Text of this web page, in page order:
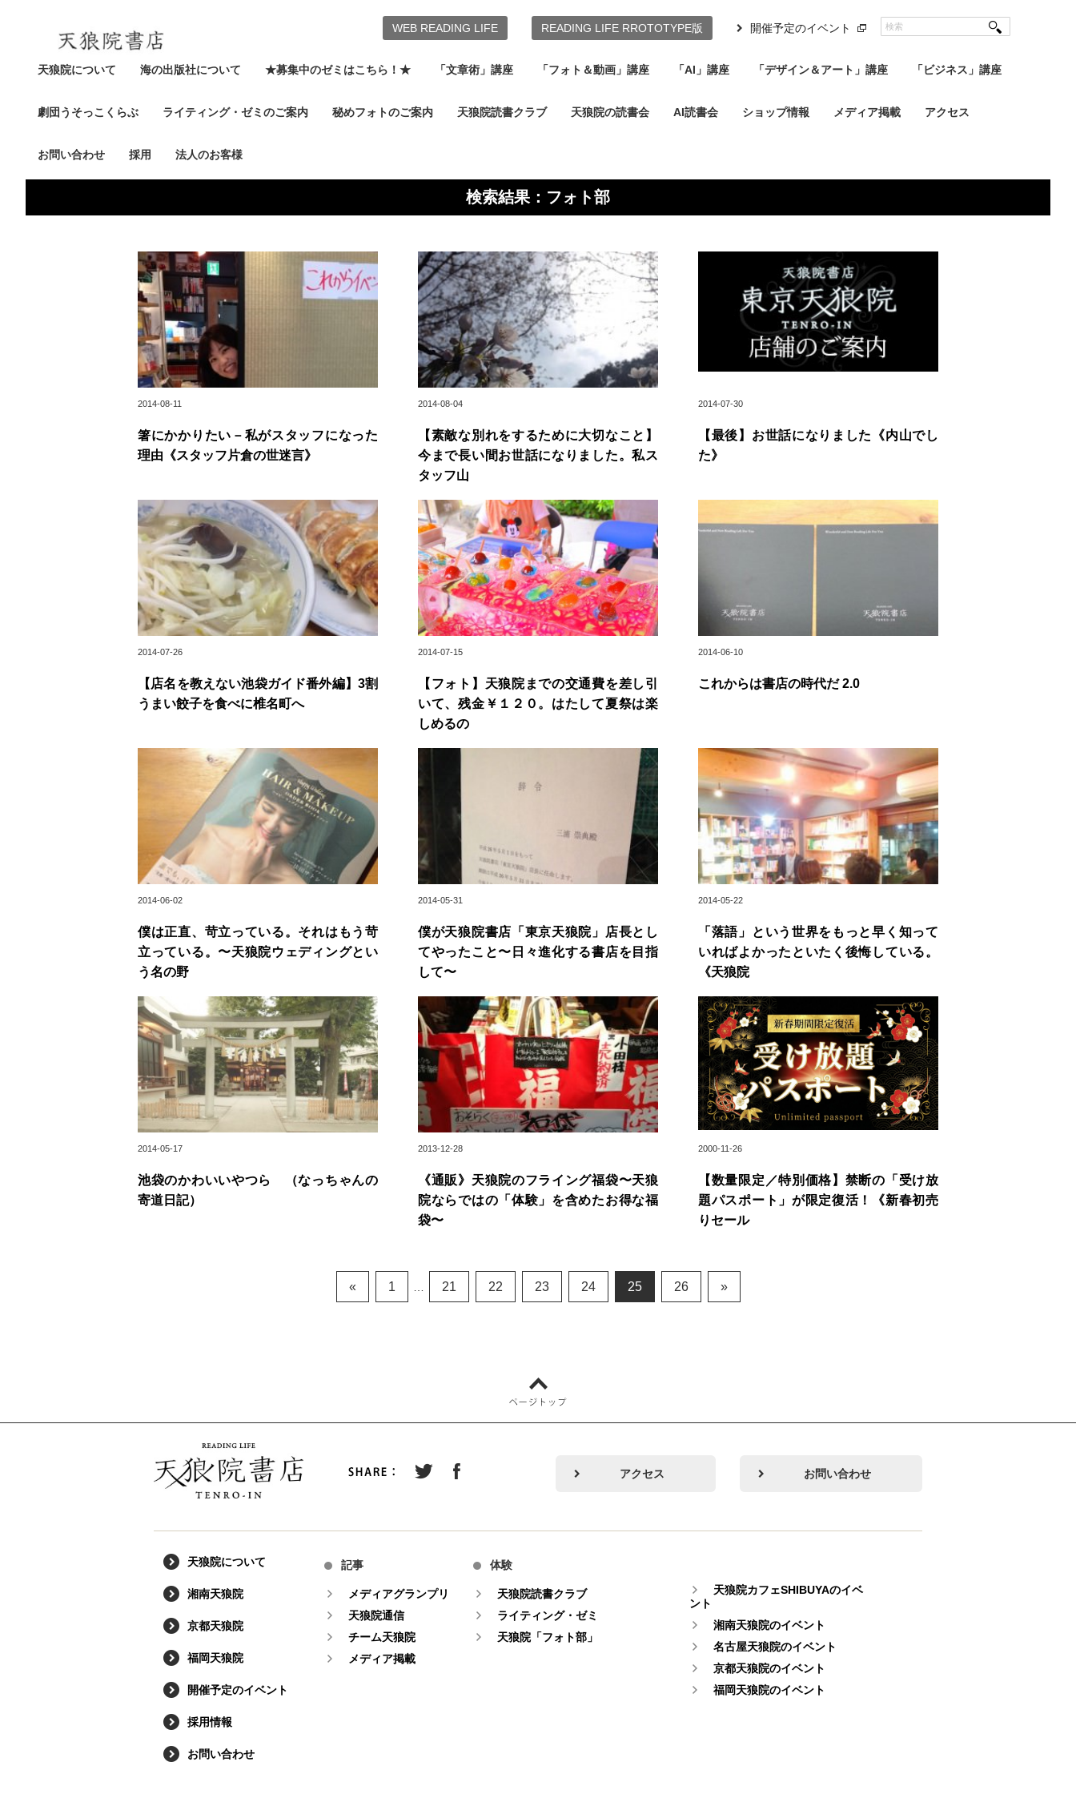
天狼院について 海の出版社について ★募集中のゼミはこちら！★ 「文章術」講座 「フォト＆動画」講座 「AI」講座 「デザイン＆アート」講座 「ビジネス」講座
劇団うそっこくらぶ ライティング・ゼミのご案内 秘めフォトのご案内 天狼院読書クラブ 天狼院の読書会 AI読書会 ショップ情報 メディア掲載 アクセス
お問い合わせ 採用 法人のお客様
WEB READING LIFE READING LIFE RROTOTYPE版 開催予定のイベント
検索結果：フォト部
2014-08-11
箸にかかりたい－私がスタッフになった
理由《スタッフ片倉の世迷言》
2014-08-04
【素敵な別れをするために大切なこと】
今まで長い間お世話になりました。私ス
タッフ山
2014-07-30
【最後】お世話になりました《内山でし
た》
2014-07-26
【店名を教えない池袋ガイド番外編】3割
うまい餃子を食べに椎名町へ
2014-07-15
【フォト】天狼院までの交通費を差し引
いて、残金￥１２０。はたして夏祭は楽
しめるの
2014-06-10
これからは書店の時代だ 2.0
2014-06-02
僕は正直、苛立っている。それはもう苛
立っている。〜天狼院ウェディングとい
う名の野
2014-05-31
僕が天狼院書店「東京天狼院」店長とし
てやったこと〜日々進化する書店を目指
して〜
2014-05-22
「落語」という世界をもっと早く知って
いればよかったといたく後悔している。
《天狼院
2014-05-17
池袋のかわいいやつら （なっちゃんの
寄道日記）
2013-12-28
《通販》天狼院のフライング福袋〜天狼
院ならではの「体験」を含めたお得な福
袋〜
2000-11-26
【数量限定／特別価格】禁断の「受け放
題パスポート」が限定復活！《新春初売
りセール
« 1 21 22 23 24 25 26 »
アクセス お問い合わせ
天狼院について
湘南天狼院
京都天狼院
福岡天狼院
開催予定のイベント
採用情報
お問い合わせ
記事
メディアグランプリ
天狼院通信
チーム天狼院
メディア掲載
体験
天狼院読書クラブ
ライティング・ゼミ
天狼院「フォト部」
天狼院カフェSHIBUYAのイベ
ント
湘南天狼院のイベント
名古屋天狼院のイベント
京都天狼院のイベント
福岡天狼院のイベント